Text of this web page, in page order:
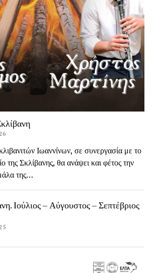
Ιωαννίνων, σε συνεργασία με το
της Σκλίβανης, θα ανάψει και φέτος την
της…
Ιούλιος – Αύγουστος – Σεπτέβριος